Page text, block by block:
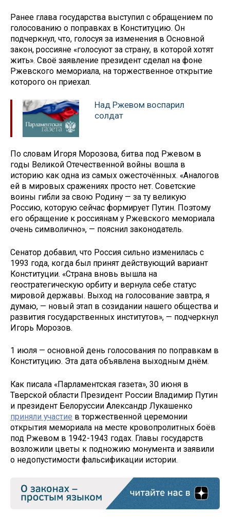
Ранее глава государства выступил с обращением по
голосованию о поправках в Конституцию. Он
подчеркнул, что, голосуя за изменения в Основной
закон, россияне «голосуют за страну, в которой хотят
жить». Своё заявление президент сделал на фоне
Ржевского мемориала, на торжественное открытие
которого он приехал.
Над Ржевом воспарил
солдат
По словам Игоря Морозова, битва под Ржевом в
годы Великой Отечественной войны вошла в
историю как одна из самых ожесточённых. «Аналогов
ей в мировых сражениях просто нет. Советские
воины гибли за свою Родину — за ту великую
Россию, которую сейчас формирует Путин. Поэтому
его обращение к россиянам у Ржевского мемориала
очень символично», — пояснил законодатель.
Сенатор добавил, что Россия сильно изменилась с
1993 года, когда был принят действующий вариант
Конституции. «Страна вновь вышла на
геостратегическую орбиту и вернула себе статус
мировой державы. Выход на голосование завтра, я
думаю, — новый этап в созидании нашего общества и
развития государственных институтов», — подчеркнул
Игорь Морозов.
1 июля — основной день голосования по поправкам в
Конституцию. Эта дата объявлена выходным днём.
Как писала «Парламентская газета», 30 июня в
Тверской области Президент России Владимир Путин
и президент Белоруссии Александр Лукашенко
приняли участие в торжественной церемонии
открытия мемориала на месте кровопролитных боёв
под Ржевом в 1942-1943 годах. Главы государств
возложили цветы к подножию монумента и заявили
о недопустимости фальсификации истории.